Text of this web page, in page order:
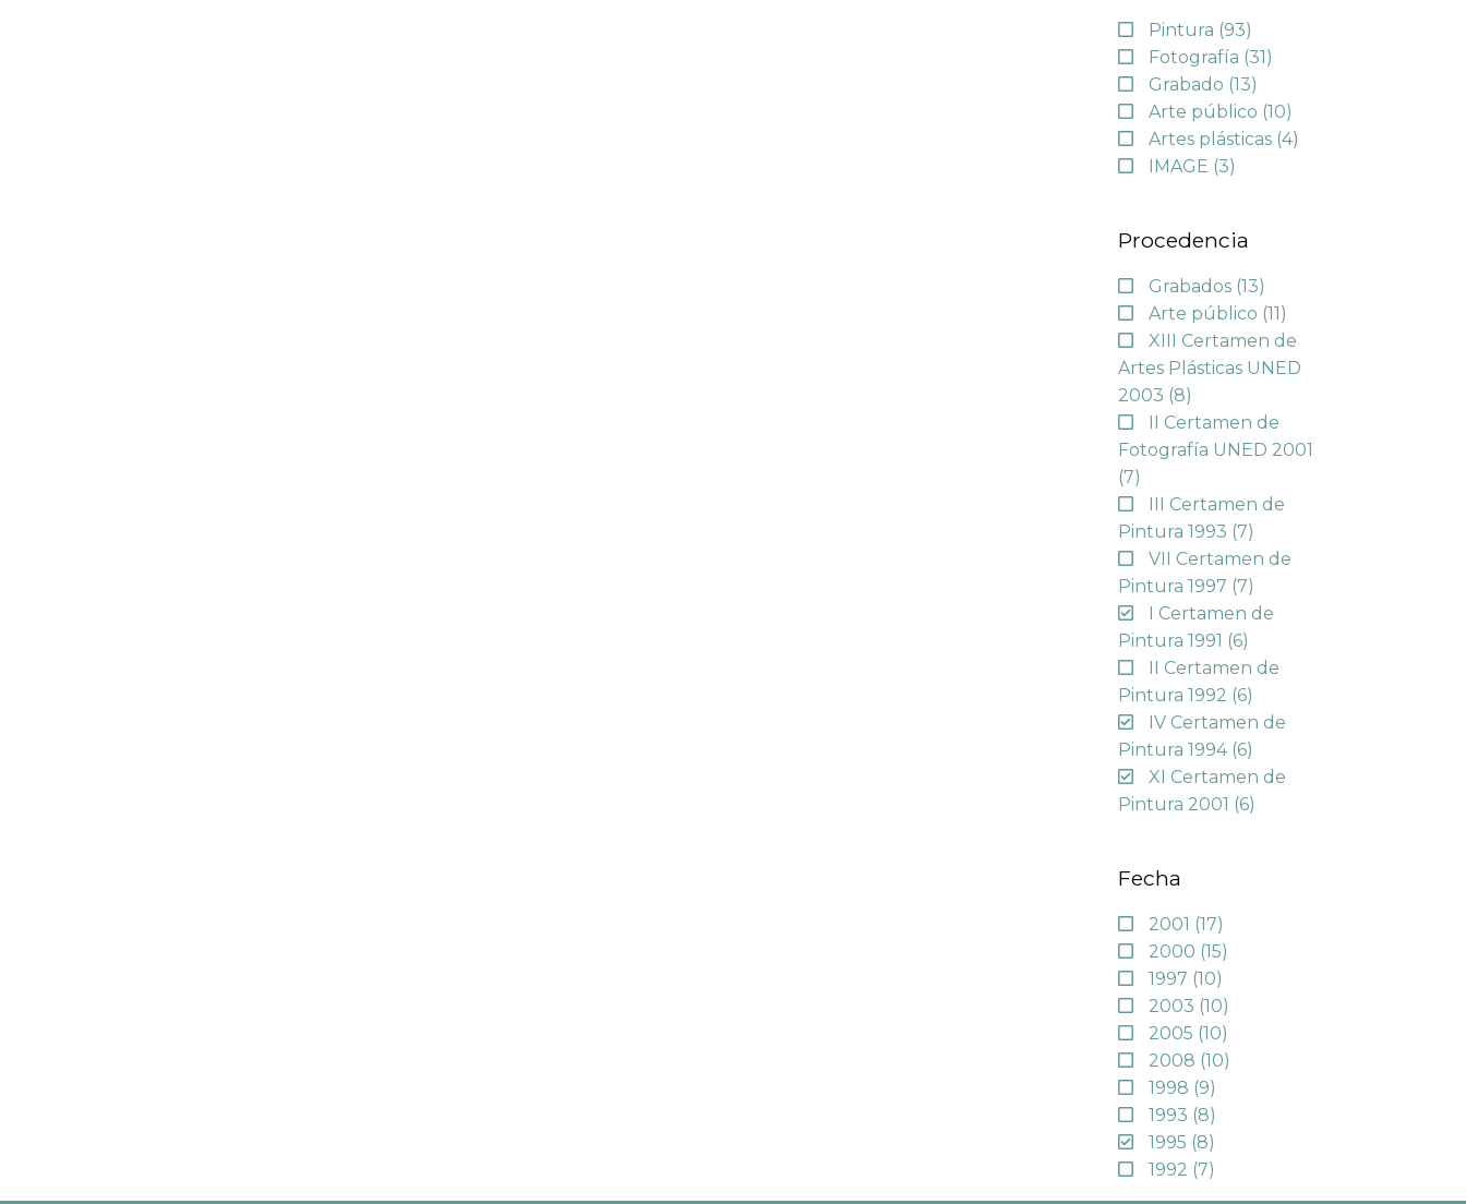
Pintura (93)
Fotografía (31)
Grabado (13)
Arte público (10)
Artes plásticas (4)
IMAGE (3)
Procedencia
Grabados (13)
Arte público (11)
XIII Certamen de
Artes Plásticas UNED
2003 (8)
II Certamen de
Fotografía UNED 2001
(7)
III Certamen de
Pintura 1993 (7)
VII Certamen de
Pintura 1997 (7)
I Certamen de
Pintura 1991 (6)
II Certamen de
Pintura 1992 (6)
IV Certamen de
Pintura 1994 (6)
XI Certamen de
Pintura 2001 (6)
Fecha
2001 (17)
2000 (15)
1997 (10)
2003 (10)
2005 (10)
2008 (10)
1998 (9)
1993 (8)
1995 (8)
1992 (7)